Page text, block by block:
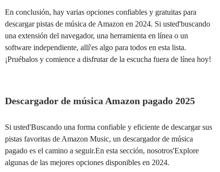
En conclusión, hay varias opciones confiables y gratuitas para
descargar pistas de música de Amazon en 2024. Si usted'buscando
una extensión del navegador, una herramienta en línea o un
software independiente, allí'es algo para todos en esta lista.
¡Pruébalos y comience a disfrutar de la escucha fuera de línea hoy!
Descargador de música Amazon pagado 2025
Si usted'Buscando una forma confiable y eficiente de descargar sus
pistas favoritas de Amazon Music, un descargador de música
pagado es el camino a seguir.En esta sección, nosotros'Explore
algunas de las mejores opciones disponibles en 2024.